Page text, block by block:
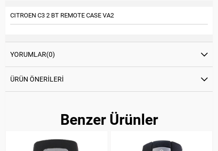
CITROEN C3 2 BT REMOTE CASE VA2
YORUMLAR(0)
ÜRÜN ÖNERILERI
Benzer Ürünler